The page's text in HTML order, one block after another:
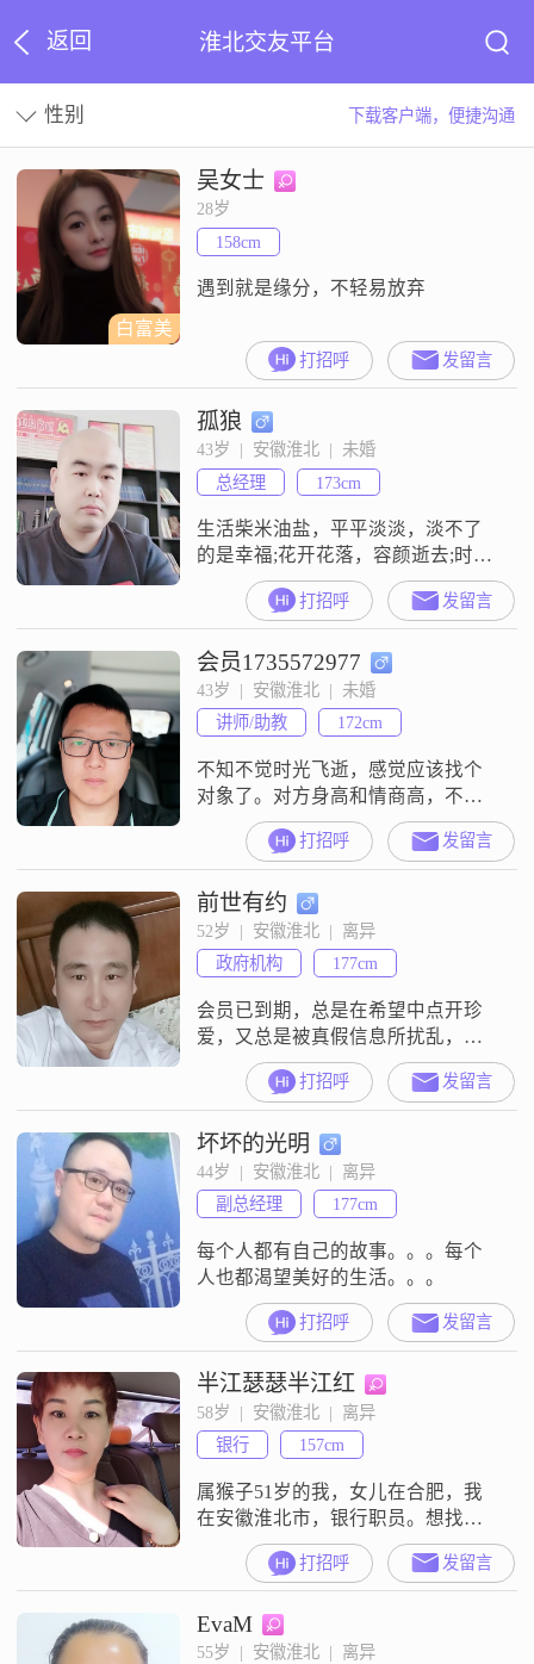
返回 淮北交友平台
性别 下载客户端，便捷沟通
白富美
吴女士
28岁
158cm
遇到就是缘分，不轻易放弃
打招呼 发留言
孤狼
43岁  |  安徽淮北  |  未婚
总经理
173cm
生活柴米油盐，平平淡淡，淡不了
的是幸福;花开花落，容颜逝去;时光
如梭，白驹过隙，历久弥新是爱意;
错过情窦初开的年纪，期待遇到有
缘的你……
打招呼 发留言
会员1735572977
43岁  |  安徽淮北  |  未婚
讲师/助教
172cm
不知不觉时光飞逝，感觉应该找个
对象了。对方身高和情商高，不是
很胖就可以了。
打招呼 发留言
前世有约
52岁  |  安徽淮北  |  离异
政府机构
177cm
会员已到期，总是在希望中点开珍
爱，又总是被真假信息所扰乱，不
知不觉一年过去，看似那么多的希
望，结果还是失望，我的要求并不
高，只要你有颗善良的心，相貌较
好，没有工作也无所谓，但是你必
须够聪明，是我们建立联系的第一
步。本人经历颇多，上过大学，从
戎十年，转业到银行，也跳槽国内
五百强企业就职老总，亦自己创
业，如今在政府部门有个
打招呼 发留言
坏坏的光明
44岁  |  安徽淮北  |  离异
副总经理
177cm
每个人都有自己的故事。。。每个
人也都渴望美好的生活。。。
打招呼 发留言
半江瑟瑟半江红
58岁  |  安徽淮北  |  离异
银行
157cm
属猴子51岁的我，女儿在合肥，我
在安徽淮北市，银行职员。想找个
陪我走余生的人。。。就是老的走
不动了，你牵着我，我搀扶着你，
一步一步走进坟墓的那个人！这个
年龄还能傻傻哒寻找?爱情，也是本
性如此吧
打招呼 发留言
EvaM
55岁  |  安徽淮北  |  离异